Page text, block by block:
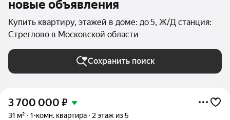
новые объявления
Купить квартиру, этажей в доме: до 5, Ж/Д станция:
Стреглово в Московской области
Сохранить поиск
3 700 000 ₽
31 м² 1-комн. квартира 2 этаж из 5